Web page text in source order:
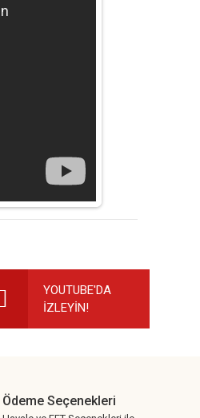
YOUTUBE'DA
İZLEYİN!
Ödeme Seçenekleri